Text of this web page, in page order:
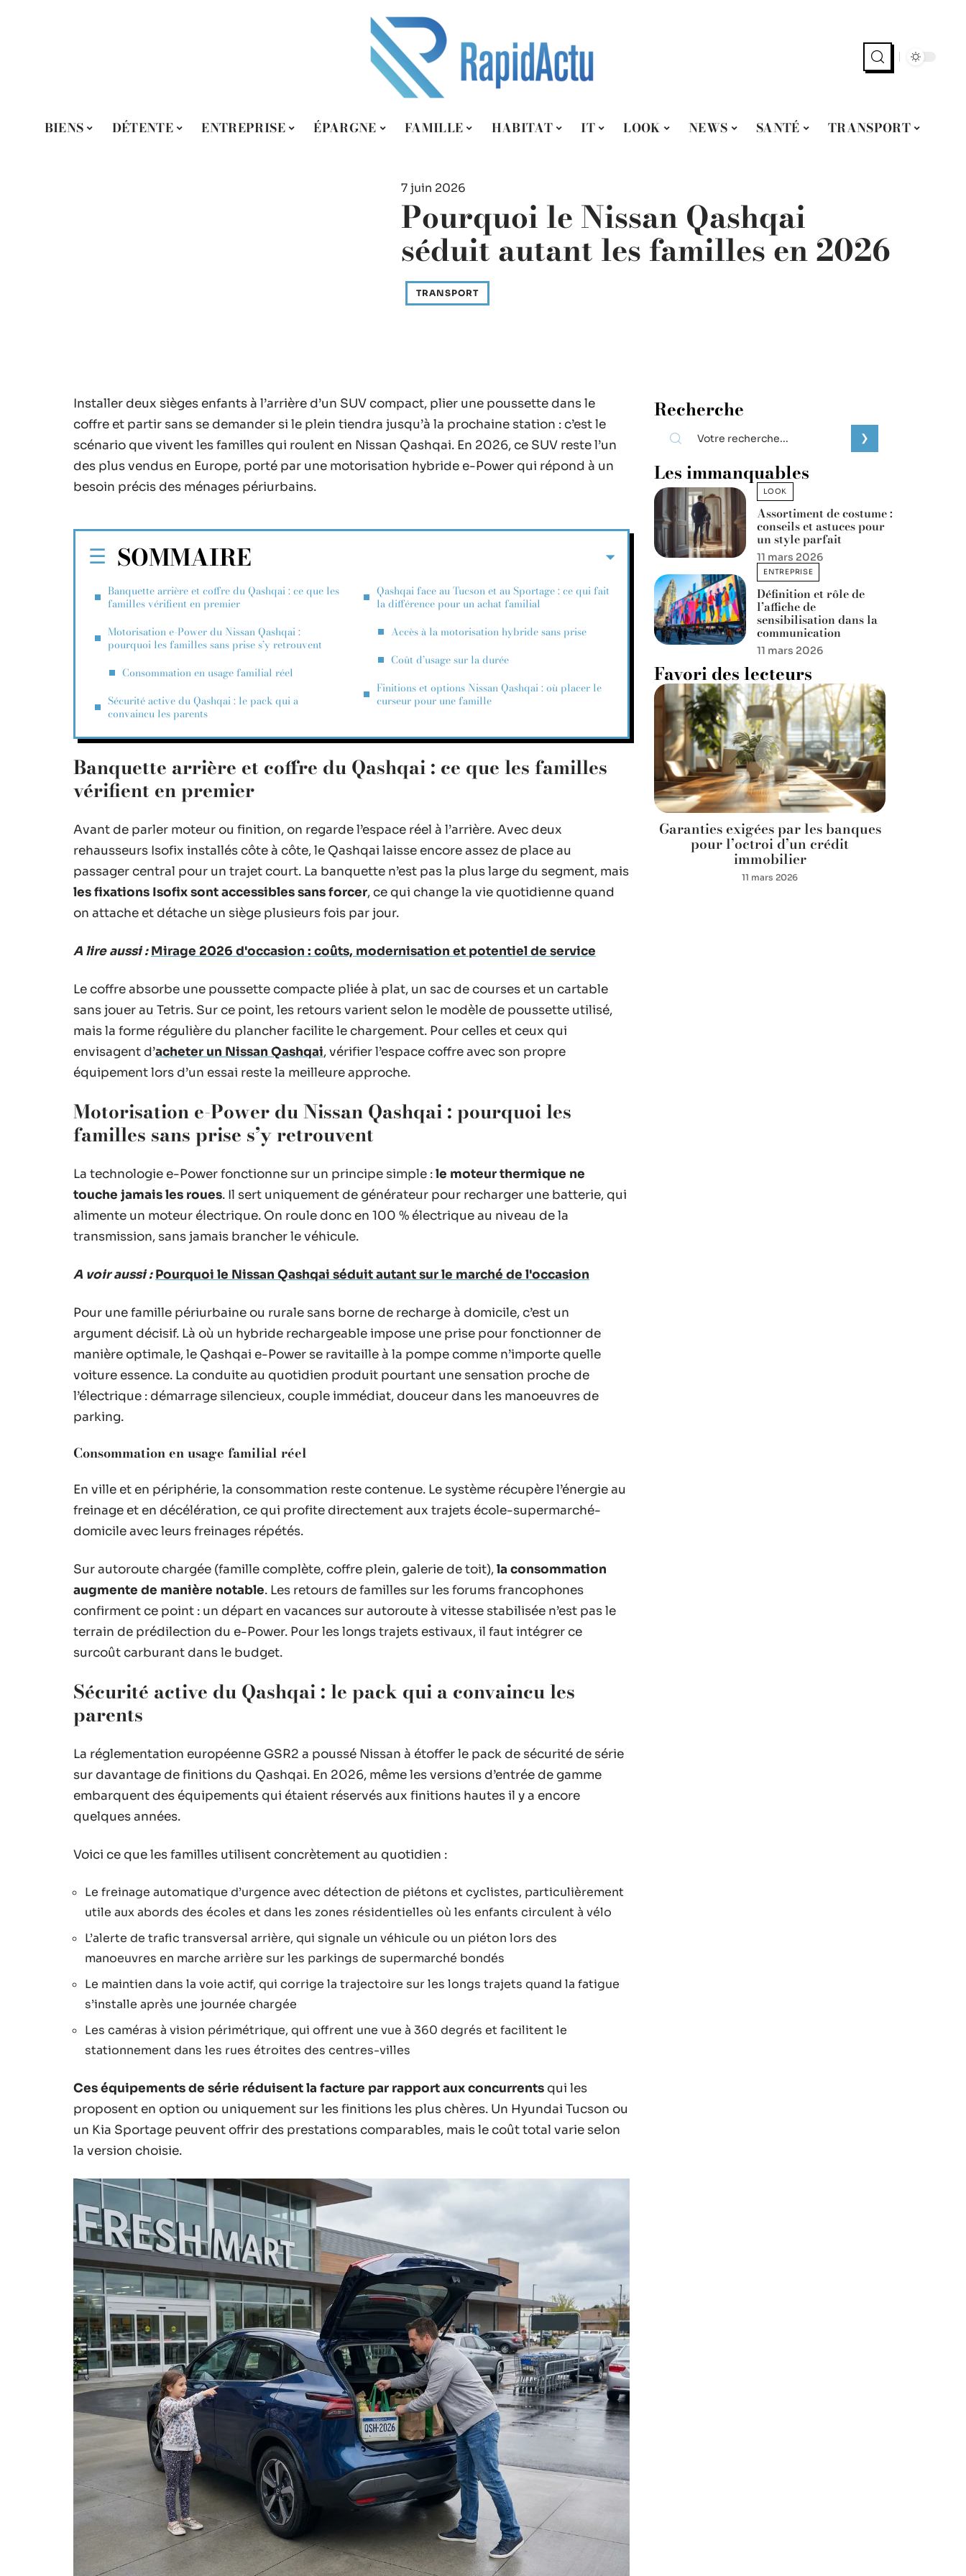
BIENS DÉTENTE ENTREPRISE ÉPARGNE FAMILLE HABITAT IT LOOK NEWS SANTÉ TRANSPORT
7 juin 2026
Pourquoi le Nissan Qashqai
séduit autant les familles en 2026
TRANSPORT
Installer deux sièges enfants à l’arrière d’un SUV compact, plier une poussette dans le
coffre et partir sans se demander si le plein tiendra jusqu’à la prochaine station : c’est le
scénario que vivent les familles qui roulent en Nissan Qashqai. En 2026, ce SUV reste l’un
des plus vendus en Europe, porté par une motorisation hybride e-Power qui répond à un
besoin précis des ménages périurbains.
SOMMAIRE
Banquette arrière et coffre du Qashqai : ce que les
familles vérifient en premier
Motorisation e-Power du Nissan Qashqai :
pourquoi les familles sans prise s’y retrouvent
Consommation en usage familial réel
Sécurité active du Qashqai : le pack qui a
convaincu les parents
Qashqai face au Tucson et au Sportage : ce qui fait
la différence pour un achat familial
Accès à la motorisation hybride sans prise
Coût d’usage sur la durée
Finitions et options Nissan Qashqai : où placer le
curseur pour une famille
Banquette arrière et coffre du Qashqai : ce que les familles
vérifient en premier
Avant de parler moteur ou finition, on regarde l’espace réel à l’arrière. Avec deux
rehausseurs Isofix installés côte à côte, le Qashqai laisse encore assez de place au
passager central pour un trajet court. La banquette n’est pas la plus large du segment, mais
les fixations Isofix sont accessibles sans forcer, ce qui change la vie quotidienne quand
on attache et détache un siège plusieurs fois par jour.
A lire aussi : Mirage 2026 d'occasion : coûts, modernisation et potentiel de service
Le coffre absorbe une poussette compacte pliée à plat, un sac de courses et un cartable
sans jouer au Tetris. Sur ce point, les retours varient selon le modèle de poussette utilisé,
mais la forme régulière du plancher facilite le chargement. Pour celles et ceux qui
envisagent d’acheter un Nissan Qashqai, vérifier l’espace coffre avec son propre
équipement lors d’un essai reste la meilleure approche.
Motorisation e-Power du Nissan Qashqai : pourquoi les
familles sans prise s’y retrouvent
La technologie e-Power fonctionne sur un principe simple :le moteur thermique ne
touche jamais les roues. Il sert uniquement de générateur pour recharger une batterie, qui
alimente un moteur électrique. On roule donc en 100 % électrique au niveau de la
transmission, sans jamais brancher le véhicule.
A voir aussi : Pourquoi le Nissan Qashqai séduit autant sur le marché de l'occasion
Pour une famille périurbaine ou rurale sans borne de recharge à domicile, c’est un
argument décisif. Là où un hybride rechargeable impose une prise pour fonctionner de
manière optimale, le Qashqai e-Power se ravitaille à la pompe comme n’importe quelle
voiture essence. La conduite au quotidien produit pourtant une sensation proche de
l’électrique : démarrage silencieux, couple immédiat, douceur dans les manoeuvres de
parking.
Consommation en usage familial réel
En ville et en périphérie, la consommation reste contenue. Le système récupère l’énergie au
freinage et en décélération, ce qui profite directement aux trajets école-supermarché-
domicile avec leurs freinages répétés.
Sur autoroute chargée (famille complète, coffre plein, galerie de toit),la consommation
augmente de manière notable. Les retours de familles sur les forums francophones
confirment ce point : un départ en vacances sur autoroute à vitesse stabilisée n’est pas le
terrain de prédilection du e-Power. Pour les longs trajets estivaux, il faut intégrer ce
surcoût carburant dans le budget.
Sécurité active du Qashqai : le pack qui a convaincu les
parents
La réglementation européenne GSR2 a poussé Nissan à étoffer le pack de sécurité de série
sur davantage de finitions du Qashqai. En 2026, même les versions d’entrée de gamme
embarquent des équipements qui étaient réservés aux finitions hautes il y a encore
quelques années.
Voici ce que les familles utilisent concrètement au quotidien :
Le freinage automatique d’urgence avec détection de piétons et cyclistes, particulièrement
utile aux abords des écoles et dans les zones résidentielles où les enfants circulent à vélo
L’alerte de trafic transversal arrière, qui signale un véhicule ou un piéton lors des
manoeuvres en marche arrière sur les parkings de supermarché bondés
Le maintien dans la voie actif, qui corrige la trajectoire sur les longs trajets quand la fatigue
s’installe après une journée chargée
Les caméras à vision périmétrique, qui offrent une vue à 360 degrés et facilitent le
stationnement dans les rues étroites des centres-villes
Ces équipements de série réduisent la facture par rapport aux concurrents qui les
proposent en option ou uniquement sur les finitions les plus chères. Un Hyundai Tucson ou
un Kia Sportage peuvent offrir des prestations comparables, mais le coût total varie selon
la version choisie.
Recherche
Les immanquables
LOOK
Assortiment de costume :
conseils et astuces pour
un style parfait
11 mars 2026
ENTREPRISE
Définition et rôle de
l’affiche de
sensibilisation dans la
communication
11 mars 2026
Favori des lecteurs
Garanties exigées par les banques
pour l’octroi d’un crédit
immobilier
11 mars 2026